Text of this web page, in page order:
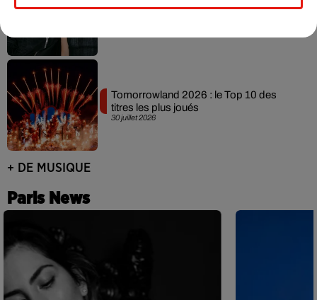
30 juillet 2026
Tomorrowland 2026 : le Top 10 des
titres les plus joués
+ DE MUSIQUE
Paris News